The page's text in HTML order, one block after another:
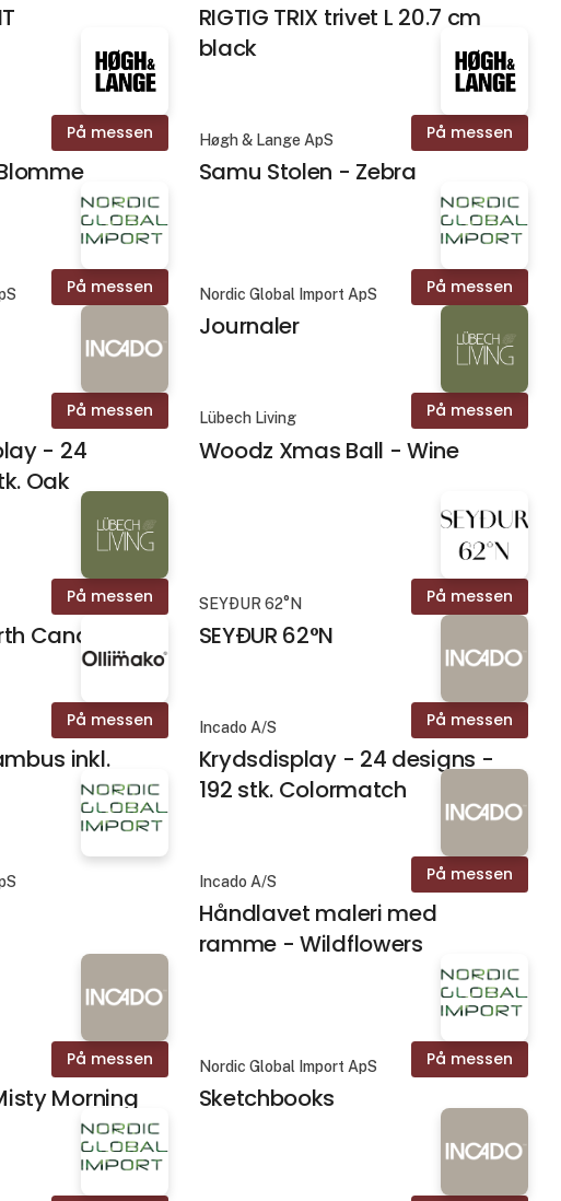
RIGTIG TRIX trivet L 20.7 cm
black
På messen På messen
Høgh & Lange ApS
Samu Stolen - Zebra
På messen På messen
Nordic Global Import ApS
Journaler
På messen
- 24
Oak
På messen
Lübech Living
Woodz Xmas Ball - Wine
På messen
Candle
På messen
SEYÐUR 62°N
SEYÐUR 62°N
På messen
inkl.
På messen
Incado A/S
Krydsdisplay - 24 designs -
192 stk. Colormatch
På messen
Incado A/S
Håndlavet maleri med
ramme - Wildflowers
På messen
Morning
På messen
Nordic Global Import ApS
Sketchbooks